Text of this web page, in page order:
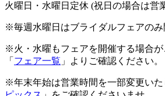
火曜日・水曜日定休 (祝日の場合は営
※毎週水曜日はブライダルフェアの
※火・水曜もフェアを開催する場合
「 フェア一覧 」よりご確認ください。
※年末年始は営業時間を一部変更いた